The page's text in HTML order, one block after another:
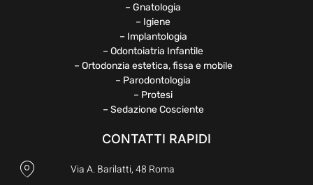
– Gnatologia
– Igiene
– Implantologia
– Odontoiatria Infantile
– Ortodonzia estetica, fissa e mobile
– Parodontologia
– Protesi
– Sedazione Cosciente
CONTATTI RAPIDI
Via A. Barilatti, 48 Roma